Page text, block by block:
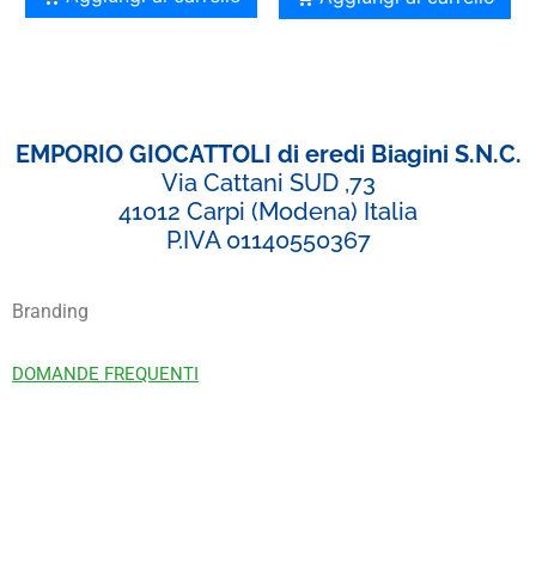
EMPORIO GIOCATTOLI di eredi Biagini S.N.C.
Via Cattani SUD ,73
41012 Carpi (Modena) Italia
P.IVA 01140550367
Branding
DOMANDE FREQUENTI